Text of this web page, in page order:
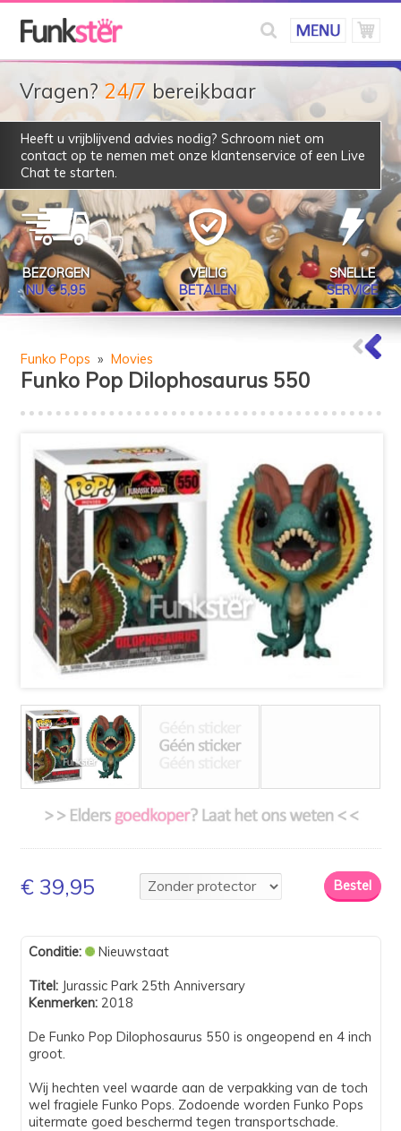
Vragen? 24/7 bereikbaar
Heeft u vrijblijvend advies nodig? Schroom niet om
contact op te nemen met onze klantenservice of een Live
Chat te starten.
BEZORGEN
NU € 5,95
VEILIG
BETALEN
SNELLE
SERVICE
Funko Pops » Movies
Funko Pop Dilophosaurus 550
€ 39,95
Conditie:
Nieuwstaat
Titel:Jurassic Park 25th Anniversary
Kenmerken:2018
De Funko Pop Dilophosaurus 550 is ongeopend en 4 inch
groot.
Wij hechten veel waarde aan de verpakking van de toch
wel fragiele Funko Pops. Zodoende worden Funko Pops
uitermate goed beschermd tegen transportschade.